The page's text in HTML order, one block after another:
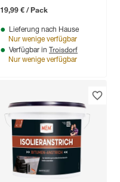
19,99 € / Pack
Lieferung nach Hause
Nur wenige verfügbar
Verfügbar in Troisdorf
Nur wenige verfügbar